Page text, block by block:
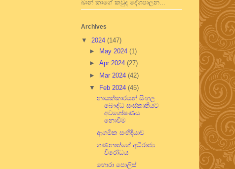
ඛාන් කාගේ කවුද දේශපාලන...
Archives
▼ 2024 (147)
► May 2024 (1)
► Apr 2024 (27)
►
Mar 2024 (42)
▼
Feb 2024 (45)
නායක්කාරයන් සිංහල
බෞද්ධ සංස්කෘතියට
අවශෝෂණය
නොවීම
ආගමික සංහිඳියාව
ගණනාත්ගේ අධිරාජ්‍ය
විරෝධය
හොරා පොලිස්